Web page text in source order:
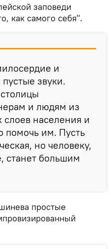
заповеди
как самого себя".
и
звуки.
и людям из
населения и
помочь им. Пусть
но человеку,
станет большим
простые